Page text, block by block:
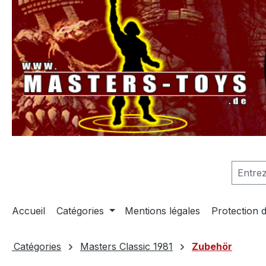
Passer à la navigation principale
Accueil Catégories Mentions légales Protection
Catégories Masters Classic 1981 Zubehör